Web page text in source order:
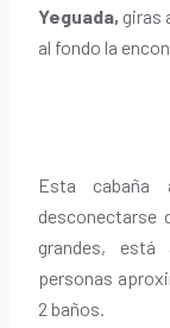
Yeguada, giras
al fondo la
Esta
desconectarse
grandes, está
personas
2 baños.